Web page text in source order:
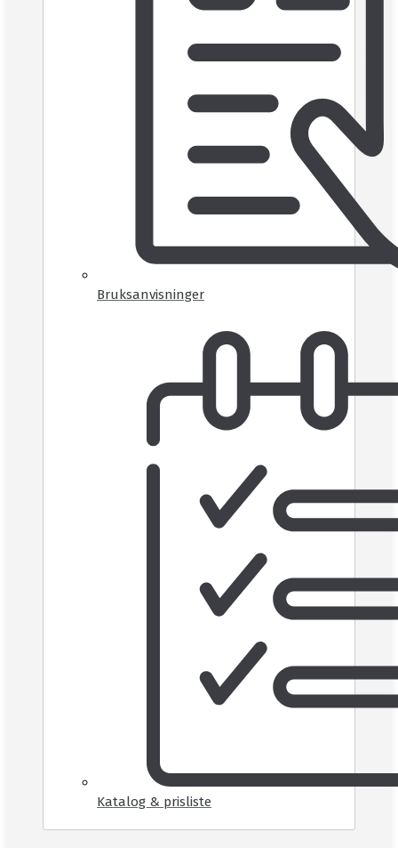
Bruksanvisninger
Katalog & prisliste